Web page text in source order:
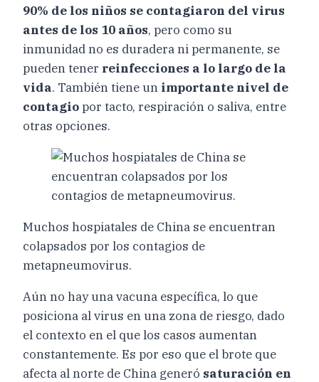
90% de los niños se contagiaron del virus
antes de los 10 años, pero como su
inmunidad no es duradera ni permanente, se
pueden tener reinfecciones a lo largo de la
vida. También tiene un importante nivel de
contagiopor tacto, respiración o saliva, entre
otras opciones.
Muchos hospiatales de China se encuentran
colapsados por los contagios de
metapneumovirus.
Aún no hay una vacuna específica, lo que
posiciona al virus en una zona de riesgo, dado
el contexto en el que los casos aumentan
constantemente. Es por eso que el brote que
afecta al norte de China generó saturación en